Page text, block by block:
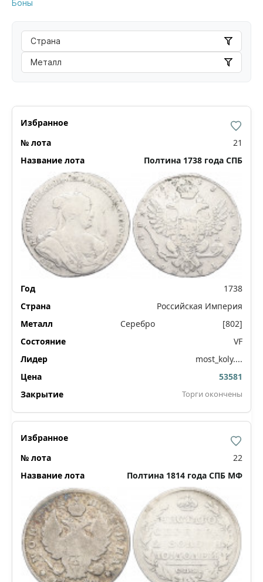
Боны
Страна
Металл
21
Полтина 1738 года СПБ
1738
Российская Империя
Серебро
[802]
VF
most_koly....
53581
Торги окончены
22
Полтина 1814 года СПБ МФ